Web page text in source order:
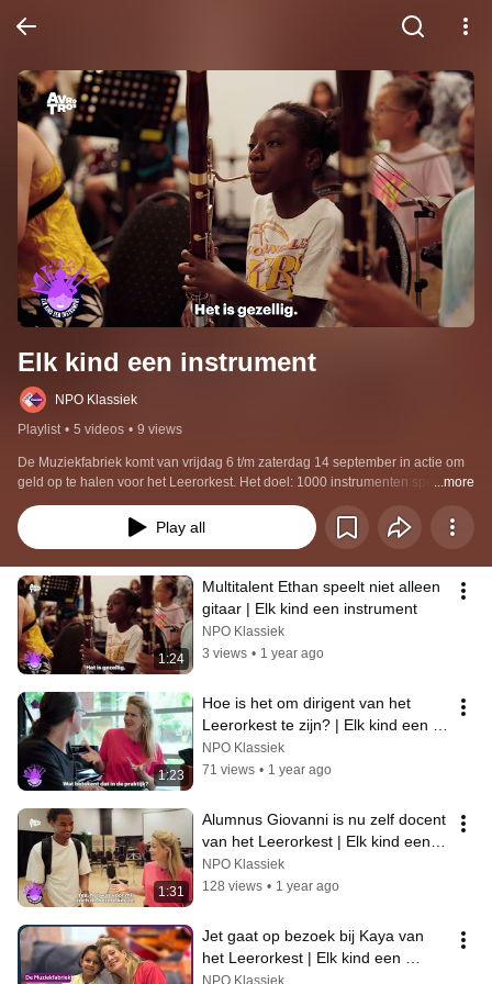
Elk kind een instrument
NPO Klassiek
Playlist • 5 videos • 9 views
De Muziekfabriek komt van vrijdag 6 t/m zaterdag 14 september in actie om
geld op te halen voor het Leerorkest. Het doel: 1000 instrumenten speelklaar
maken en zo kinderen in Nederland een instrument te geven en daarmee
een muzikale jeugd. Meer info: npoklassiek.nl/actie
...more
Play all
1:24
Multitalent Ethan speelt niet alleen
gitaar | Elk kind een instrument
NPO Klassiek
3 views • 1 year ago
1:23
Hoe is het om dirigent van het
Leerorkest te zijn? | Elk kind een
instrument
NPO Klassiek
71 views • 1 year ago
1:31
Alumnus Giovanni is nu zelf docent
van het Leerorkest | Elk kind een
instrument
NPO Klassiek
128 views • 1 year ago
Jet gaat op bezoek bij Kaya van
het Leerorkest | Elk kind een
instrument
NPO Klassiek